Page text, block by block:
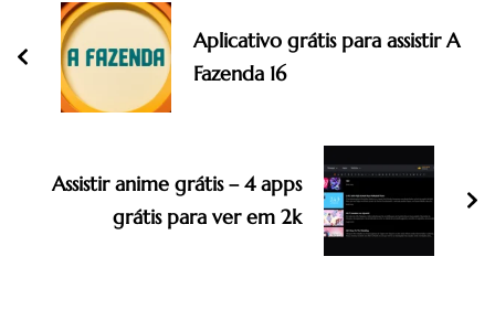
Aplicativo grátis para assistir A
Fazenda 16
Assistir anime grátis – 4 apps
grátis para ver em 2k